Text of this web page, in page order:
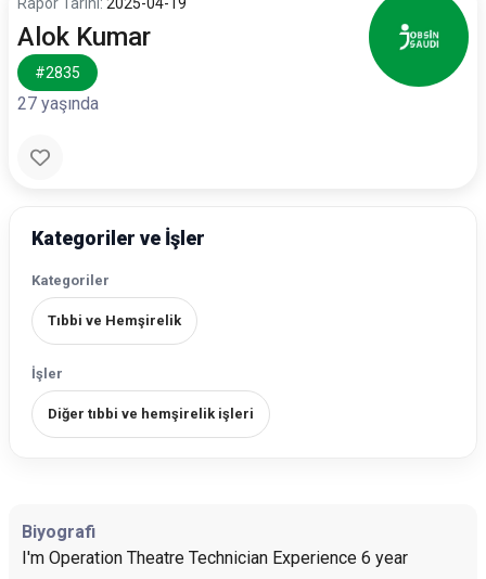
Alok Kumar
#2835
27 yaşında
Kategoriler ve İşler
Kategoriler
Tıbbi ve Hemşirelik
İşler
Diğer tıbbi ve hemşirelik işleri
Biyografi
I'm Operation Theatre Technician Experience 6 year